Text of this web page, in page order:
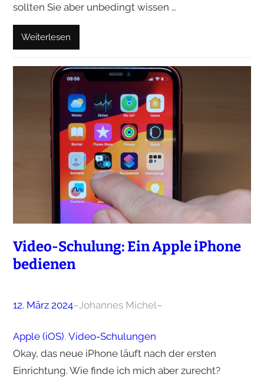
sollten Sie aber unbedingt wissen …
Weiterlesen
Video-Schulung: Ein Apple iPhone
bedienen
12. März 2024–Johannes Michel–
Apple (iOS), Video-Schulungen
Okay, das neue iPhone läuft nach der ersten
Einrichtung. Wie finde ich mich aber zurecht?